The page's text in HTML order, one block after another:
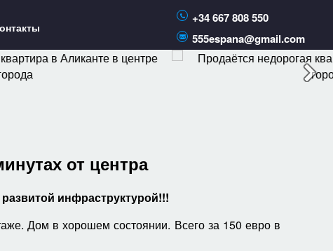
+34 667 808 550
555espana@gmail.com
от центра
инфраструктурой!!!
Дом в хорошем состоянии. Всего за 150 евро в